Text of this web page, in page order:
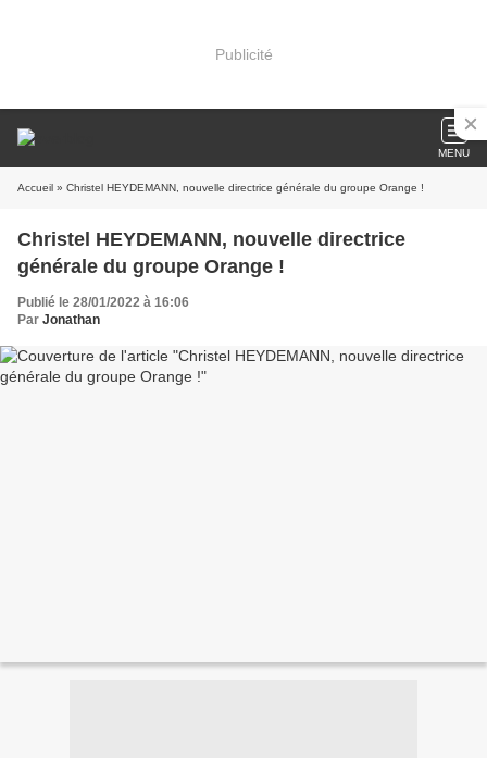
Publicité
MENU
Accueil » Christel HEYDEMANN, nouvelle directrice générale du groupe Orange !
Christel HEYDEMANN, nouvelle directrice
générale du groupe Orange !
Publié le 28/01/2022 à 16:06
Par Jonathan